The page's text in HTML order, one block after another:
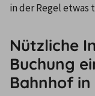
in der Regel etwas
Nützliche
Buchung
Bahnhof in